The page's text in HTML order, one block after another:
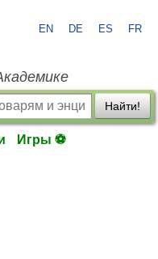
EN DE ES FR
Найти!
Игры ⚽